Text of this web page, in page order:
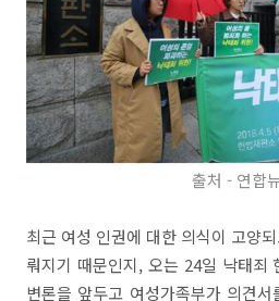
출처 - 연합
최근 여성 인권에 대한 의식이 고양
뤄지기 때문인지, 오는 24일 낙태죄
변론을 앞두고 여성가족부가 의견